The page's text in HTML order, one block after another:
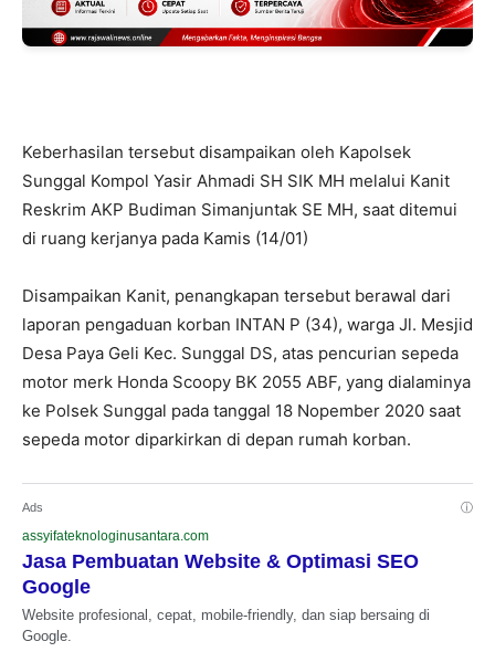
Keberhasilan tersebut disampaikan oleh Kapolsek
Sunggal Kompol Yasir Ahmadi SH SIK MH melalui Kanit
Reskrim AKP Budiman Simanjuntak SE MH, saat ditemui
di ruang kerjanya pada Kamis (14/01)
Disampaikan Kanit, penangkapan tersebut berawal dari
laporan pengaduan korban INTAN P (34), warga Jl. Mesjid
Desa Paya Geli Kec. Sunggal DS, atas pencurian sepeda
motor merk Honda Scoopy BK 2055 ABF, yang dialaminya
ke Polsek Sunggal pada tanggal 18 Nopember 2020 saat
sepeda motor diparkirkan di depan rumah korban.
Ads ⓘ
assyifateknologinusantara.com
Jasa Pembuatan Website & Optimasi SEO
Google
Website profesional, cepat, mobile-friendly, dan siap bersaing di
Google.